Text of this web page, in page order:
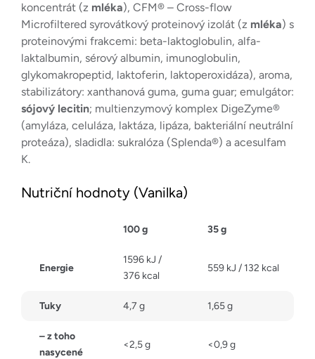
koncentrát (z mléka), CFM® – Cross-flow
Microfiltered syrovátkový proteinový izolát (z mléka) s
proteinovými frakcemi: beta-laktoglobulin, alfa-
laktalbumin, sérový albumin, imunoglobulin,
glykomakropeptid, laktoferin, laktoperoxidáza), aroma,
stabilizátory: xanthanová guma, guma guar; emulgátor:
sójový lecitin; multienzymový komplex DigeZyme®
(amyláza, celuláza, laktáza, lipáza, bakteriální neutrální
proteáza), sladidla: sukralóza (Splenda®) a acesulfam
K.
Nutriční hodnoty (Vanilka)
100 g 35 g
Energie
1596 kJ /
376 kcal
559 kJ / 132 kcal
Tuky 4,7 g 1,65 g
– z toho
nasycené
<2,5 g <0,9 g